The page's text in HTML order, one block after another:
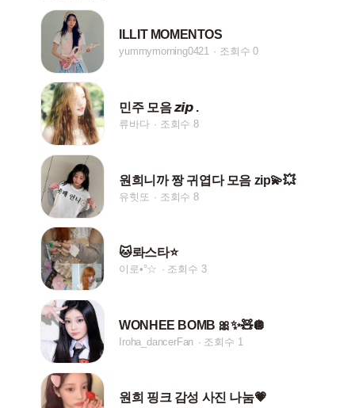
ILLIT MOMENTOS
yummymorning0421 조회수 0
민주 모음 𝙯𝙞𝙥 .
류바다 조회수 8
원희니까 짱 귀엽다 모음 zip💫💥
유힛또 조회수 8
🐱롸스타⭐️
이로•°☆ 조회수 3
WONHEE BOMB 🎀✨🧸🪩
Iroha_dancerFan 조회수 1
원희 핑크 감성 사진 나눔💗